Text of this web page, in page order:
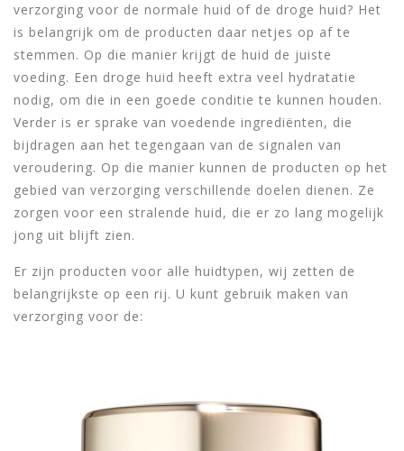
verzorging voor de normale huid of de droge huid? Het
is belangrijk om de producten daar netjes op af te
stemmen. Op die manier krijgt de huid de juiste
voeding. Een droge huid heeft extra veel hydratatie
nodig, om die in een goede conditie te kunnen houden.
Verder is er sprake van voedende ingrediënten, die
bijdragen aan het tegengaan van de signalen van
veroudering. Op die manier kunnen de producten op het
gebied van verzorging verschillende doelen dienen. Ze
zorgen voor een stralende huid, die er zo lang mogelijk
jong uit blijft zien.
Er zijn producten voor alle huidtypen, wij zetten de
belangrijkste op een rij. U kunt gebruik maken van
verzorging voor de: